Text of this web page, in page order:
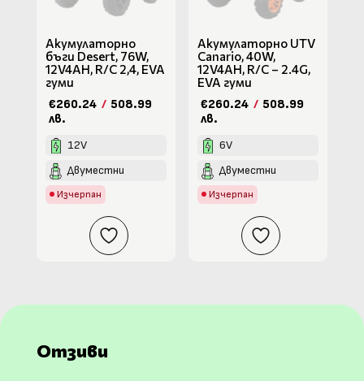
Акумулаторно
бъги Desert, 76W,
12V4AH, R/C 2,4, EVA
гуми
€260.24 / 508.99
лв.
12V
Двуместни
Изчерпан
Акумулаторно UTV
Canario, 40W,
12V4AH, R/C – 2.4G,
EVA гуми
€260.24 / 508.99
лв.
6V
Двуместни
Изчерпан
Отзиви